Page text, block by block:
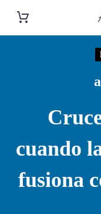
cuando
fusiona